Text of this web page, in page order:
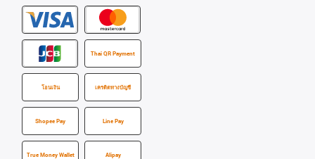
Thai QR Payment
โอนเงิน เครดิตทางบัญชี
Shopee Pay Line Pay
True Money Wallet Alipay